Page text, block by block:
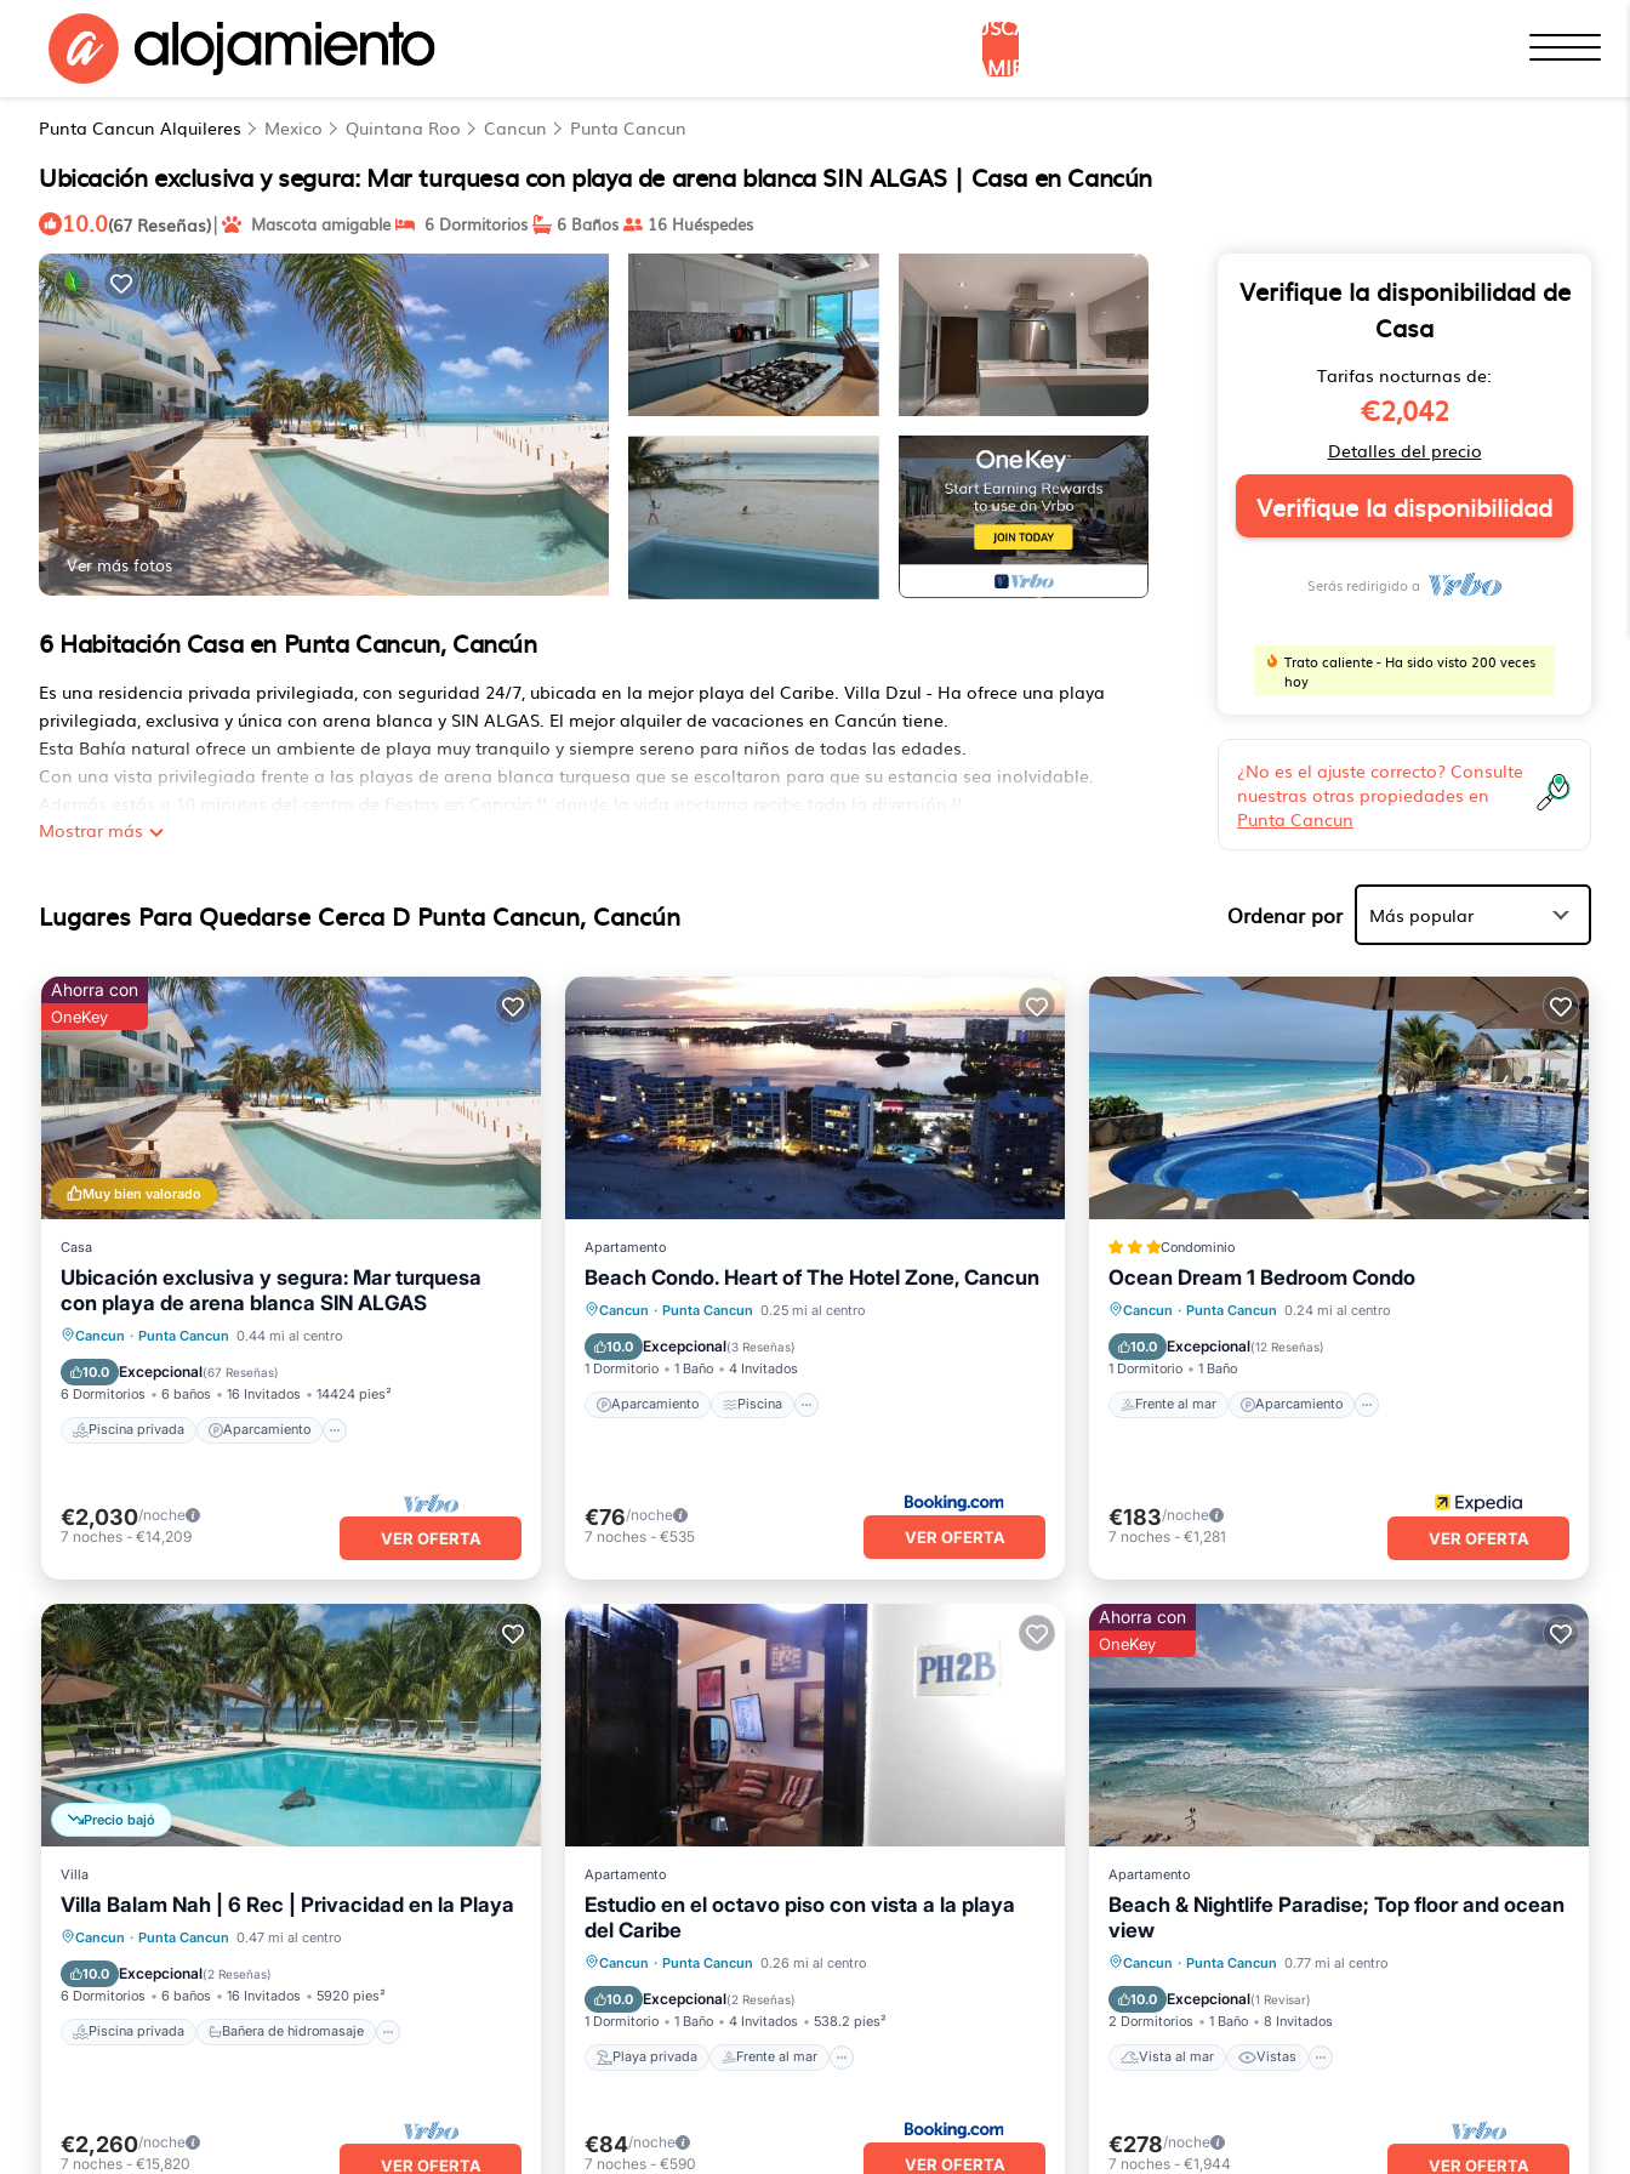
BUSCAR
ALOJAMIENTOS
Punta Cancun Alquileres Mexico Quintana Roo Cancun Punta Cancun
Ubicación exclusiva y segura: Mar turquesa con playa de arena blanca SIN ALGAS | Casa en Cancún
10.0(67 Reseñas)| Mascota amigable 6 Dormitorios 6 Baños 16 Huéspedes
Ver más fotos
6 Habitación Casa en Punta Cancun, Cancún
Es una residencia privada privilegiada, con seguridad 24/7, ubicada en la mejor playa del Caribe. Villa Dzul - Ha ofrece una playa
privilegiada, exclusiva y única con arena blanca y SIN ALGAS. El mejor alquiler de vacaciones en Cancún tiene.
Esta Bahía natural ofrece un ambiente de playa muy tranquilo y siempre sereno para niños de todas las edades.
Con una vista privilegiada frente a las playas de arena blanca turquesa que se escoltaron para que su estancia sea inolvidable.
Además estás a 10 minutos del centro de fiestas en Cancún !!, donde la vida nocturna recibe toda la diversión !!
¡También tiene muchos lugares para reunirse con la familia y pasar un buen rato juntos!
semana o probablemente unas vacaciones más largas con la familia, amigos o grupo. La renta Casa posee 6 Dormitorios y 6
Verifique si este Casa tiene las comodidades que necesita y una ubicación que fabrica Esta es una gran opción para quedarse en
Punta Cancun. Disfruta de tu estadía en Punta Cancun en este Casa.
Mostrar más
Verifique la disponibilidad de
Casa
Tarifas nocturnas de:
€2,042
Detalles del precio
Verifique la disponibilidad
Serás redirigido a
Trato caliente - Ha sido visto 200 veces
hoy
¿No es el ajuste correcto? Consulte
nuestras otras propiedades en
Punta Cancun
Lugares Para Quedarse Cerca D Punta Cancun, Cancún Ordenar por Más popular
Muy bien valorado
Ahorra con
OneKey
Casa
Ubicación exclusiva y segura: Mar turquesa
con playa de arena blanca SIN ALGAS
Cancun · Punta Cancun 0.44 mi al centro
10.0 Excepcional(67 Reseñas)
6 Dormitorios 6 baños 16 Invitados 14424 pies²
Piscina privada Aparcamiento
Piscina privada
Aparcamiento
Piscina
Vista al mar
€2,030/noche
7 noches - €14,209 VER OFERTA
Apartamento
Beach Condo. Heart of The Hotel Zone, Cancun
Cancun · Punta Cancun 0.25 mi al centro
10.0 Excepcional(3 Reseñas)
1 Dormitorio 1 Baño 4 Invitados
Aparcamiento Piscina
Aparcamiento
Piscina
Aire acondicionado
€76/noche
7 noches - €535 VER OFERTA
Condominio
Ocean Dream 1 Bedroom Condo
Cancun · Punta Cancun 0.24 mi al centro
10.0 Excepcional(12 Reseñas)
1 Dormitorio 1 Baño
Frente al mar Aparcamiento
Frente al mar Aparcamiento
Spa
€183/noche
7 noches - €1,281 VER OFERTA
Precio bajó
Villa
Villa Balam Nah | 6 Rec | Privacidad en la Playa
Cancun · Punta Cancun 0.47 mi al centro
10.0 Excepcional(2 Reseñas)
6 Dormitorios 6 baños 16 Invitados 5920 pies²
Piscina privada Bañera de hidromasaje
Piscina privada
Bañera de hidromasaje
Aparcamiento
€2,260/noche
7 noches - €15,820 VER OFERTA
Apartamento
Estudio en el octavo piso con vista a la playa
del Caribe
Cancun · Punta Cancun 0.26 mi al centro
10.0 Excepcional(2 Reseñas)
1 Dormitorio 1 Baño 4 Invitados 538.2 pies²
Playa privada Frente al mar
Playa privada
Frente al mar
Aparcamiento
€84/noche
7 noches - €590 VER OFERTA
Ahorra con
OneKey
Apartamento
Beach & Nightlife Paradise; Top floor and ocean
view
Cancun · Punta Cancun 0.77 mi al centro
10.0 Excepcional(1 Revisar)
2 Dormitorios 1 Baño 8 Invitados
Vista al mar Vistas
Vista al mar
Vistas
Aire acondicionado
€278/noche
7 noches - €1,944 VER OFERTA